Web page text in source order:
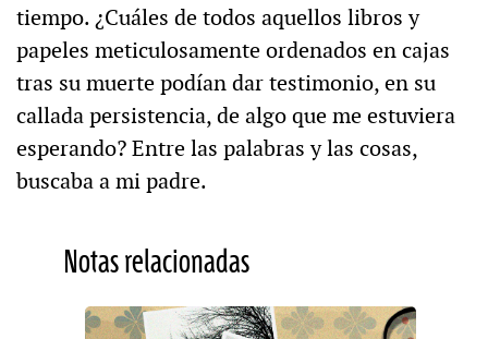
tiempo. ¿Cuáles de todos aquellos libros y
papeles meticulosamente ordenados en cajas
tras su muerte podían dar testimonio, en su
callada persistencia, de algo que me estuviera
esperando? Entre las palabras y las cosas,
buscaba a mi padre.
Notas relacionadas